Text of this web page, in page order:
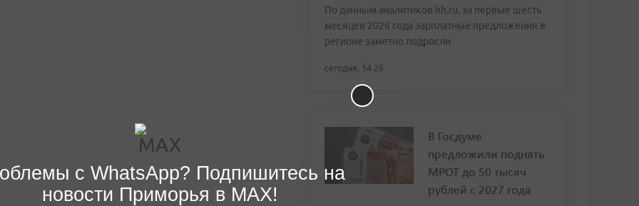
По данным аналитиков hh.ru, за первые шесть
месяцев 2026 года зарплатные предложения в
регионе заметно подросли
сегодня, 14:26
В Госдуме
предложили поднять
МРОТ до 50 тысяч
рублей с 2027 года
с WhatsApp? Подпишитесь на
новости Приморья в MAX!